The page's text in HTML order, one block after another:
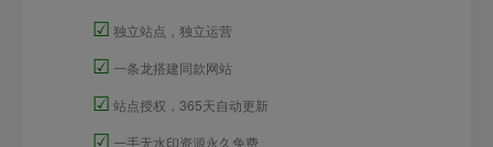
☑ 独立站点，独立运营
☑ 一条龙搭建同款网站
☑ 站点授权，365天自动更新
☑ 一手无水印资源永久免费